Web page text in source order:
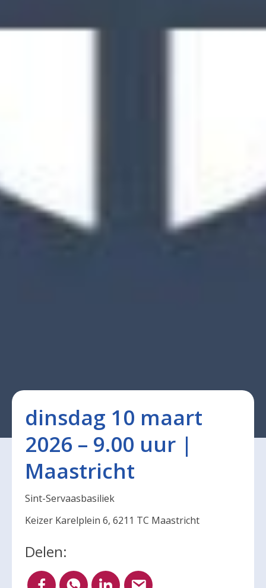
dinsdag 10 maart
2026 – 9.00 uur |
Maastricht
Sint-Servaasbasiliek
Keizer Karelplein 6, 6211 TC Maastricht
Delen: